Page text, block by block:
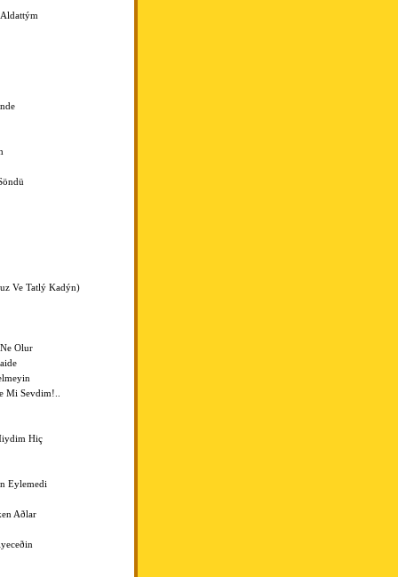
Ve Tatlý Kadýn)
Olur
Mi Sevdim!..
Hiç
Eylemedi
Aðlar